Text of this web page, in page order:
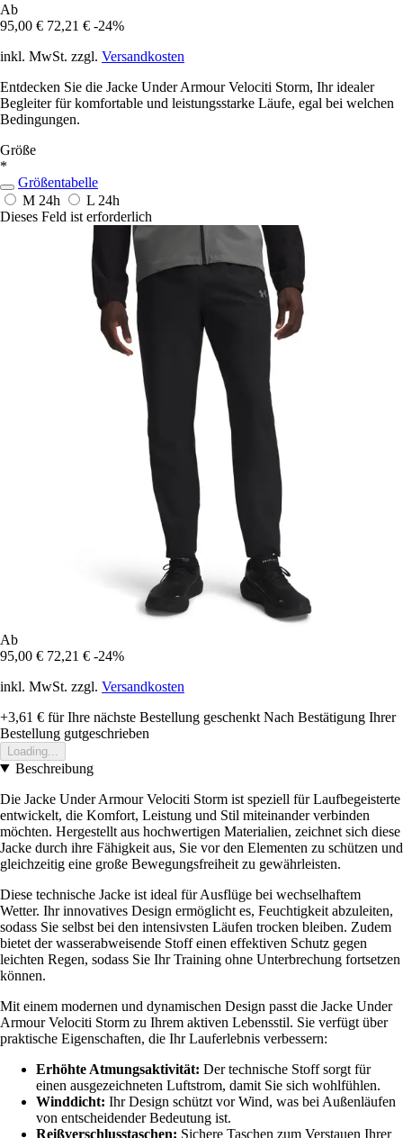
Ab
95,00 € 72,21 € -24%
inkl. MwSt. zzgl. Versandkosten
Entdecken Sie die Jacke Under Armour Velociti Storm, Ihr idealer
Begleiter für komfortable und leistungsstarke Läufe, egal bei welchen
Bedingungen.
Größe
*
Größentabelle
M 24h L 24h
Dieses Feld ist erforderlich
Ab
95,00 € 72,21 € -24%
inkl. MwSt. zzgl. Versandkosten
+3,61 € für Ihre nächste Bestellung geschenkt Nach Bestätigung Ihrer
Bestellung gutgeschrieben
Loading...
Beschreibung
Die Jacke Under Armour Velociti Storm ist speziell für Laufbegeisterte
entwickelt, die Komfort, Leistung und Stil miteinander verbinden
möchten. Hergestellt aus hochwertigen Materialien, zeichnet sich diese
Jacke durch ihre Fähigkeit aus, Sie vor den Elementen zu schützen und
gleichzeitig eine große Bewegungsfreiheit zu gewährleisten.
Diese technische Jacke ist ideal für Ausflüge bei wechselhaftem
Wetter. Ihr innovatives Design ermöglicht es, Feuchtigkeit abzuleiten,
sodass Sie selbst bei den intensivsten Läufen trocken bleiben. Zudem
bietet der wasserabweisende Stoff einen effektiven Schutz gegen
leichten Regen, sodass Sie Ihr Training ohne Unterbrechung fortsetzen
können.
Mit einem modernen und dynamischen Design passt die Jacke Under
Armour Velociti Storm zu Ihrem aktiven Lebensstil. Sie verfügt über
praktische Eigenschaften, die Ihr Lauferlebnis verbessern:
Erhöhte Atmungsaktivität: Der technische Stoff sorgt für
einen ausgezeichneten Luftstrom, damit Sie sich wohlfühlen.
Winddicht: Ihr Design schützt vor Wind, was bei Außenläufen
von entscheidender Bedeutung ist.
Reißverschlusstaschen: Sichere Taschen zum Verstauen Ihrer